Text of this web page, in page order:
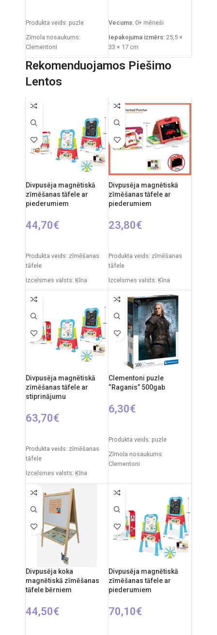
Produkta veids: puzle
Zīmola nosaukums:
Clementoni
Izcelsmes valsts: Itālija
Iepakojuma izmēri: 34,4 x 4,6
x 25,4 cm
Ieteicamais vecums: no 14
gadiem.
Vecums: 0+ mēneši
Iepakojuma izmērs: 25,5 ×
33 × 17 cm
Izstrādājuma svars: 760 g
Materiāli:plīšs, plastmasa
Uzturēšana: plīšs ir
mazgājams, noņemot
iekšējo moduli.
Izcelsmes valsts:Itālija /
Rekomenduojamos Piešimo
Lentos
Divpusēja magnētiskā
zīmēšanas tāfele ar
piederumiem
44,70€
Produkta veids: zīmēšanas
tāfele
Izcelsmes valsts: Ķīna
50 cm
Produkta izmēri: 30 x 49 x 67
Ieteicamais vecums: no 3
Divpusēja magnētiskā
zīmēšanas tāfele ar
piederumiem
23,80€
Produkta veids: zīmēšanas
tāfele
Izcelsmes valsts: Ķīna
Iepakojuma izmēri: 7 x 49 x
35 cm
Produkta izmēri: 33,5 x 32 x
54,5 cm
Ieteicamais vecums: no 3
gadiem.
Divpusēja magnētiskā
zīmēšanas tāfele ar
stiprinājumu
63,70€
Produkta veids: zīmēšanas
tāfele
Izcelsmes valsts: Ķīna
Iepakojuma izmēri: 12 x 53,5
x 61,5 cm
Produkta izmēri: 33 x 58 x 84
Ieteicamais vecums: no 3
gadiem.
Clementoni puzle
“Raganis” 500gab
6,30€
Produkta veids: puzle
Zīmola nosaukums:
Clementoni
Iepakojuma izmēri: 34,4 x 4,6
Gabaliņu skaits: 500
Puzzle izmēri: 49 x 36 cm
Ieteicamais vecums: no 14
Divpusēja koka
magnētiskā zīmēšanas
tāfele bērniem
44,50€
Divpusēja magnētiskā
zīmēšanas tāfele ar
piederumiem
70,10€